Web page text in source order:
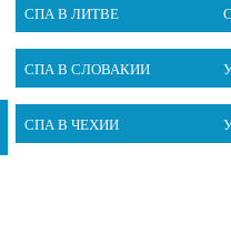
СПА В ЛИТВЕ
СПА В СЛОВАКИИ
СПА В ЧЕХИИ